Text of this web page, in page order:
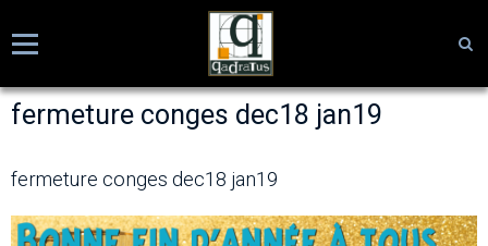
fermeture conges dec18 jan19
fermeture conges dec18 jan19